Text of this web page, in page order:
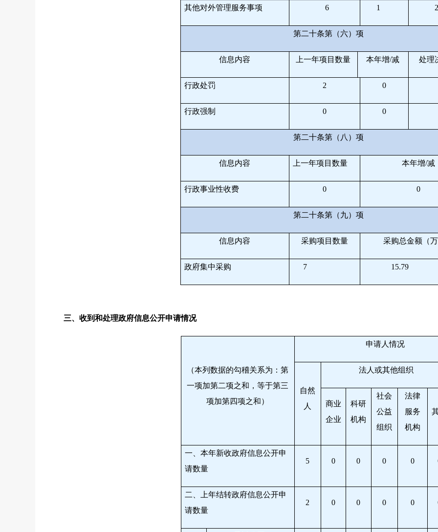
其他对外管理服务事项 6 1
第二十条第（六）项
信息内容 上一年项目数量 本年增/减 处理
行政处罚 2 0
行政强制 0 0
第二十条第（八）项
信息内容 上一年项目数量 本年增/减
行政事业性收费 0 0
第二十条第（九）项
信息内容 采购项目数量 采购总金额（
政府集中采购 7 15.79
三、收到和处理政府信息公开申请情况
（本列数据的勾稽关系为：第
一项加第二项之和，等于第三
项加第四项之和）
申请人情况
自然
人
法人或其他组织
商业
企业
科研
机构
社会
公益
组织
法律
服务
机构
一、本年新收政府信息公开申
请数量
5 0 0 0 0
二、上年结转政府信息公开申
请数量
2 0 0 0 0